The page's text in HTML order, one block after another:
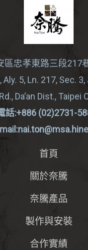
區忠孝東路三段217
Aly. 5, Ln. 217, Sec.
Rd., Da’an Dist., Taipei
話:+886 (02)2731-
首頁
關於奈騰
奈騰產品
製作與安裝
合作實績